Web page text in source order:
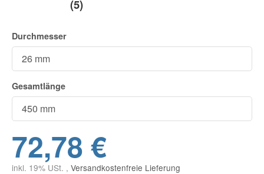
(5)
Durchmesser
Gesamtlänge
72,78 €
inkl. 19% USt. , Versandkostenfreie Lieferung